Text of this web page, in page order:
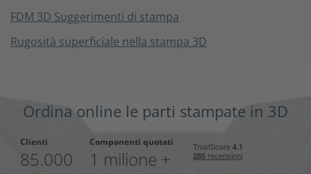
FDM 3D Suggerimenti di stampa
Rugosità superficiale nella stampa 3D
Ordina online le parti stampate in 3D
Clienti
85.000
Componenti quotati
1 milione +